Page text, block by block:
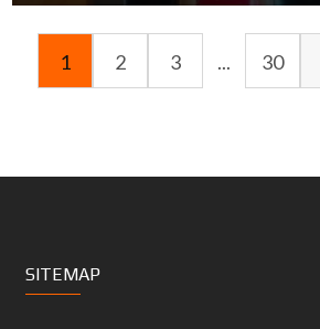
Se projekt ...
1 2 3 ... 30
SITEMAP